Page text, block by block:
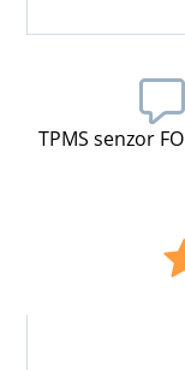
TPMS senzor